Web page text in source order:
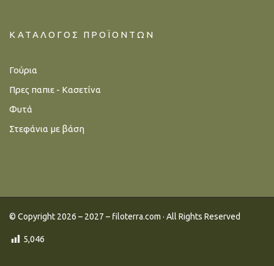
ΚΑΤΆΛΟΓΟΣ ΠΡΟΪΌΝΤΩΝ
Γούρια
Πρες παπιε - Κασετίνα
Φυτά
Στεφάνια με βάση
© Copyright 2026 – 2027 – filoterra.com · All Rights Reserved
5,046